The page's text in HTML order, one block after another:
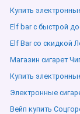
Купить
Elf bar с быстрой
Elf Bar со скидкой
Магазин сигарет
Купить
Электронные
Вейп купить